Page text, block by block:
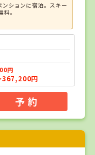
ンションに宿泊。スキー
。
円
367,200円
予 約